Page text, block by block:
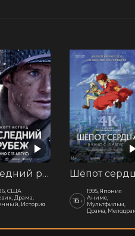
Последний рубеж
США
Драма,
История
Шёпот
16+
1995, Япония
Аниме,
Мультфильм,
Драма,